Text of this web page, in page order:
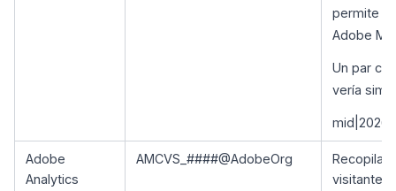
permite
Adobe
Un par
vería
Adobe
Analytics
AMCVS_####@AdobeOrg
Recopila
visitantes